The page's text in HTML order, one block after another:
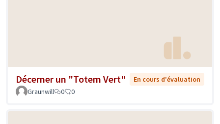
Décerner un "Totem Vert"
En cours d'évaluation
Graunwill
0 0